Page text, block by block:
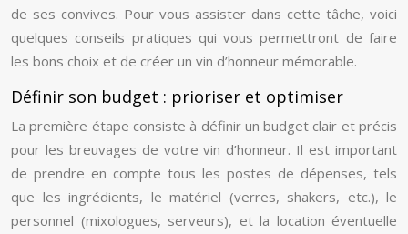
de ses convives. Pour vous assister dans cette tâche, voici
quelques conseils pratiques qui vous permettront de faire
les bons choix et de créer un vin d’honneur mémorable.
Définir son budget : prioriser et optimiser
La première étape consiste à définir un budget clair et précis
pour les breuvages de votre vin d’honneur. Il est important
de prendre en compte tous les postes de dépenses, tels
que les ingrédients, le matériel (verres, shakers, etc.), le
personnel (mixologues, serveurs), et la location éventuelle